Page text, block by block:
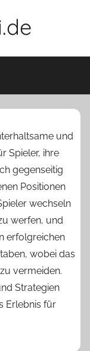
und
Spieler, ihre
gegenseitig
Positionen
wechseln
werfen, und
erfolgreichen
wobei das
vermeiden.
Strategien
Erlebnis für